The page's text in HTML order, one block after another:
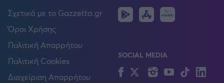
Σχετικά με το Gazzetta.gr
Όροι Χρήσης
Πολιτική Απορρήτου
Πολιτική Cookies
Διαχείριση Απορρήτου
Android
IOS
SOCIAL MEDIA
FacebookTwitterInstagram
YouTubeTikTok